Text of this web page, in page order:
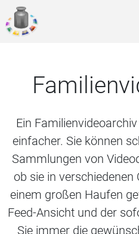
Ein
einfacher. Sie können
Sammlungen von
ob sie in verschiedenen
einem großen Haufen
Feed-Ansicht und der
Sie immer die